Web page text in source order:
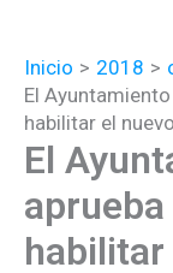
Inicio 2018
El
habilitar el
El